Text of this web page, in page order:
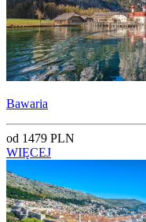
Bawaria
od 1479 PLN
WIĘCEJ